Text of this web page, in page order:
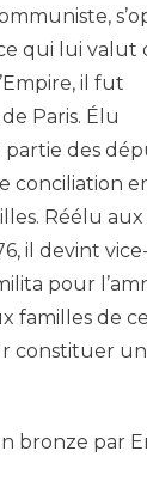
qui lui valut
il fut
Paris. Élu
partie des
conciliation
Réélu aux
il devint
pour
familles de
constituer
bronze par